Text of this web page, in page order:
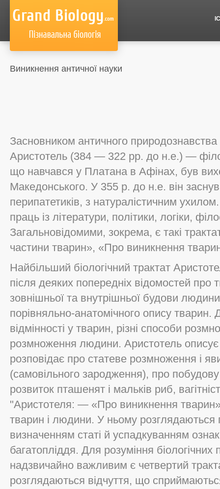
Виникнення античної науки
Засновником античного
Аристотель (384 — 322 рр. до н.е.) —
що навчався у Платана в Афінах, був
Македонського. У 355 р. до н.е. він
перипатетиків, з натуралістичним
праць із літератури, політики, логіки,
Загальновідомими, зокрема, є такі
частини тварин», «Про виникнення
Найбільший біологічний трактат
після деяких попередніх відомостей про
зовнішньої та внутрішньої будови
порівняльно-анатомічного опису тварин.
відмінності у тварин, різні способи
розмноження людини. Аристотель
розповідає про статеве розмноження і
(самовільного зародження), про
розвиток пташенят і мальків риб,
"Аристотеля: — «Про виникнення тварин»
тварин і людини. У ньому розглядаються
визначенням статі й успадкуванням
багатопліддя. Для розуміння біологічних
надзвичайно важливим є четвертий
розглядаються відчуття, що